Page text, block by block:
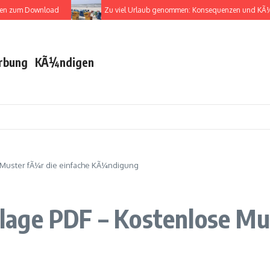
Download Zu viel Urlaub genommen: Konsequenzen und
KÃ¼ndigen
fÃ¼r die einfache KÃ¼ndigung
PDF – Kostenlose